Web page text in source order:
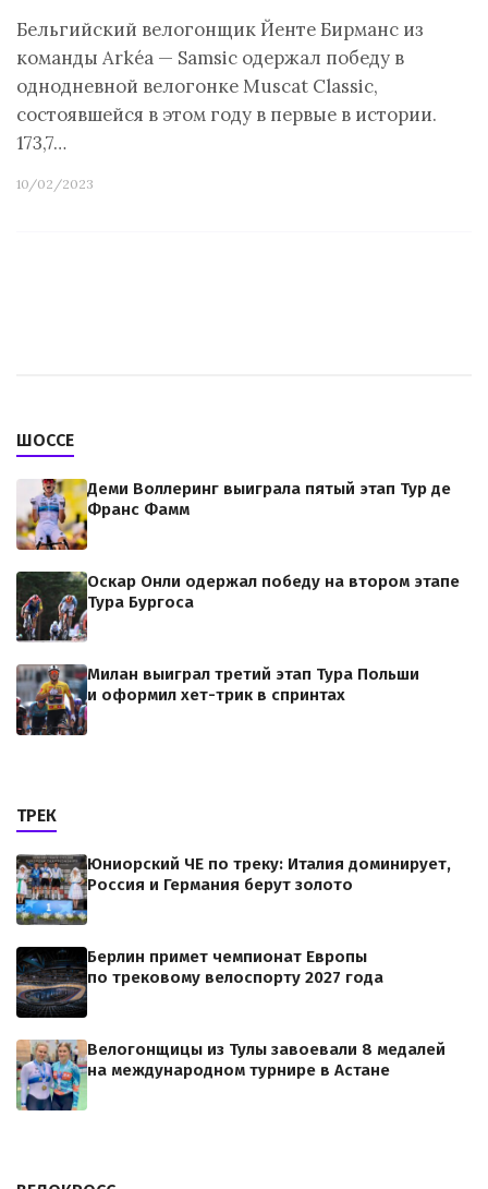
Бельгийский велогонщик Йенте Бирманс из
команды Arkéa — Samsic одержал победу в
однодневной велогонке Muscat Classic,
состоявшейся в этом году в первые в истории.
173,7…
10/02/2023
ШОССЕ
Деми Воллеринг выиграла пятый этап Тур де
Франс Фамм
Оскар Онли одержал победу на втором этапе
Тура Бургоса
Милан выиграл третий этап Тура Польши
и оформил хет-трик в спринтах
ТРЕК
Юниорский ЧЕ по треку: Италия доминирует,
Россия и Германия берут золото
Берлин примет чемпионат Европы
по трековому велоспорту 2027 года
Велогонщицы из Тулы завоевали 8 медалей
на международном турнире в Астане